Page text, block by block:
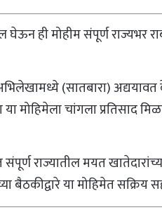
ही मोहीम संपूर्ण राज्यभर
(सातबारा)
मोहिमेला चांगला प्रतिसाद
राज्यातील मयत
या मोहिमेत सक्रिय